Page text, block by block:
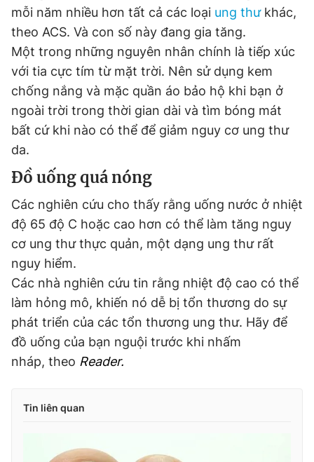
mỗi năm nhiều hơn tất cả các loại ung thưkhác,
theo ACS. Và con số này đang gia tăng.
Một trong những nguyên nhân chính là tiếp xúc
với tia cực tím từ mặt trời. Nên sử dụng kem
chống nắng và mặc quần áo bảo hộ khi bạn ở
ngoài trời trong thời gian dài và tìm bóng mát
bất cứ khi nào có thể để giảm nguy cơ ung thư
da.
Đồ uống quá nóng
Các nghiên cứu cho thấy rằng uống nước ở nhiệt
độ 65 độ C hoặc cao hơn có thể làm tăng nguy
cơ ung thư thực quản, một dạng ung thư rất
nguy hiểm.
Các nhà nghiên cứu tin rằng nhiệt độ cao có thể
làm hỏng mô, khiến nó dễ bị tổn thương do sự
phát triển của các tổn thương ung thư. Hãy để
đồ uống của bạn nguội trước khi nhấm
nháp, theo Reader.
Tin liên quan